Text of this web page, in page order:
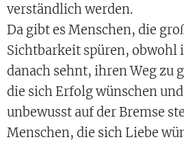
verständlich werden.
Da gibt es Menschen, die
Sichtbarkeit spüren, obwohl
danach sehnt, ihren Weg zu
die sich Erfolg wünschen
unbewusst auf der Bremse
Menschen, die sich Liebe